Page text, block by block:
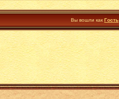
Вы вошли как Гость